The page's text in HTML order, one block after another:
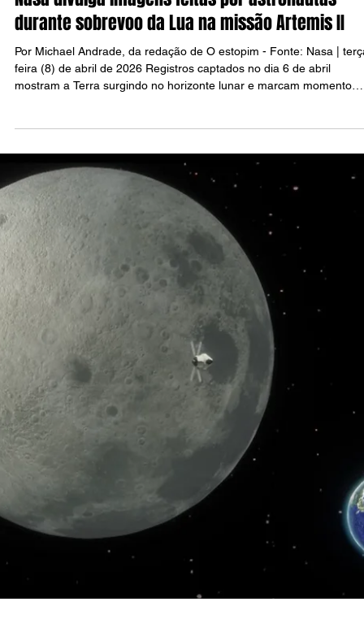
Uma falha de segurança identificada na plataforma Meu INSS
dados de segurados da Previdência Social e abriu uma nova frente
desgaste para o Instituto Nacional do Seguro Social, a Dataprev e a
política federal de proteção de dados. O incidente foi detectado em
de abril de 2026, comunicado à Autoridade Nacional de Proteção